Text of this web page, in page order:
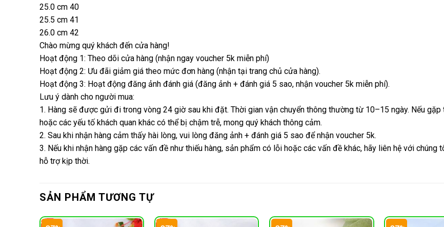
25.0 cm 40
25.5 cm 41
26.0 cm 42
Chào mừng quý khách đến cửa hàng!
Hoạt động 1: Theo dõi cửa hàng (nhận ngay voucher 5k miễn phí)
Hoạt động 2: Ưu đãi giảm giá theo mức đơn hàng (nhận tại trang chủ cửa hàng).
Hoạt động 3: Hoạt động đăng ảnh đánh giá (đăng ảnh + đánh giá 5 sao, nhận voucher 5k miễn phí).
Lưu ý dành cho người mua:
1. Hàng sẽ được gửi đi trong vòng 24 giờ sau khi đặt. Thời gian vận chuyển thông thường từ 10–15 ngày. Nếu gặp
hoặc các yếu tố khách quan khác có thể bị chậm trễ, mong quý khách thông cảm.
2. Sau khi nhận hàng cảm thấy hài lòng, vui lòng đăng ảnh + đánh giá 5 sao để nhận voucher 5k.
3. Nếu khi nhận hàng gặp các vấn đề như thiếu hàng, sản phẩm có lỗi hoặc các vấn đề khác, hãy liên hệ với chúng
hỗ trợ kịp thời.
SẢN PHẨM TƯƠNG TỰ